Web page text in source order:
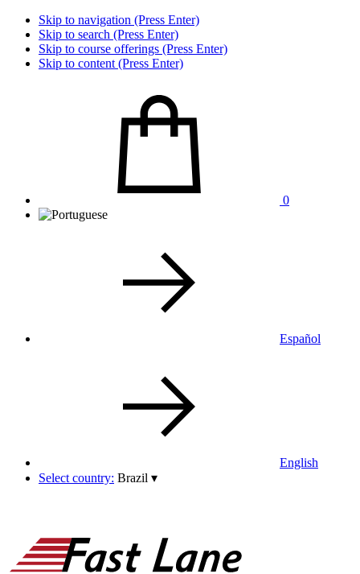
Skip to navigation (Press Enter)
Skip to search (Press Enter)
Skip to course offerings (Press Enter)
Skip to content (Press Enter)
0
Español
English
Select country: Brazil ▾